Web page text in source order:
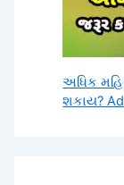
અધિક
શકાય?